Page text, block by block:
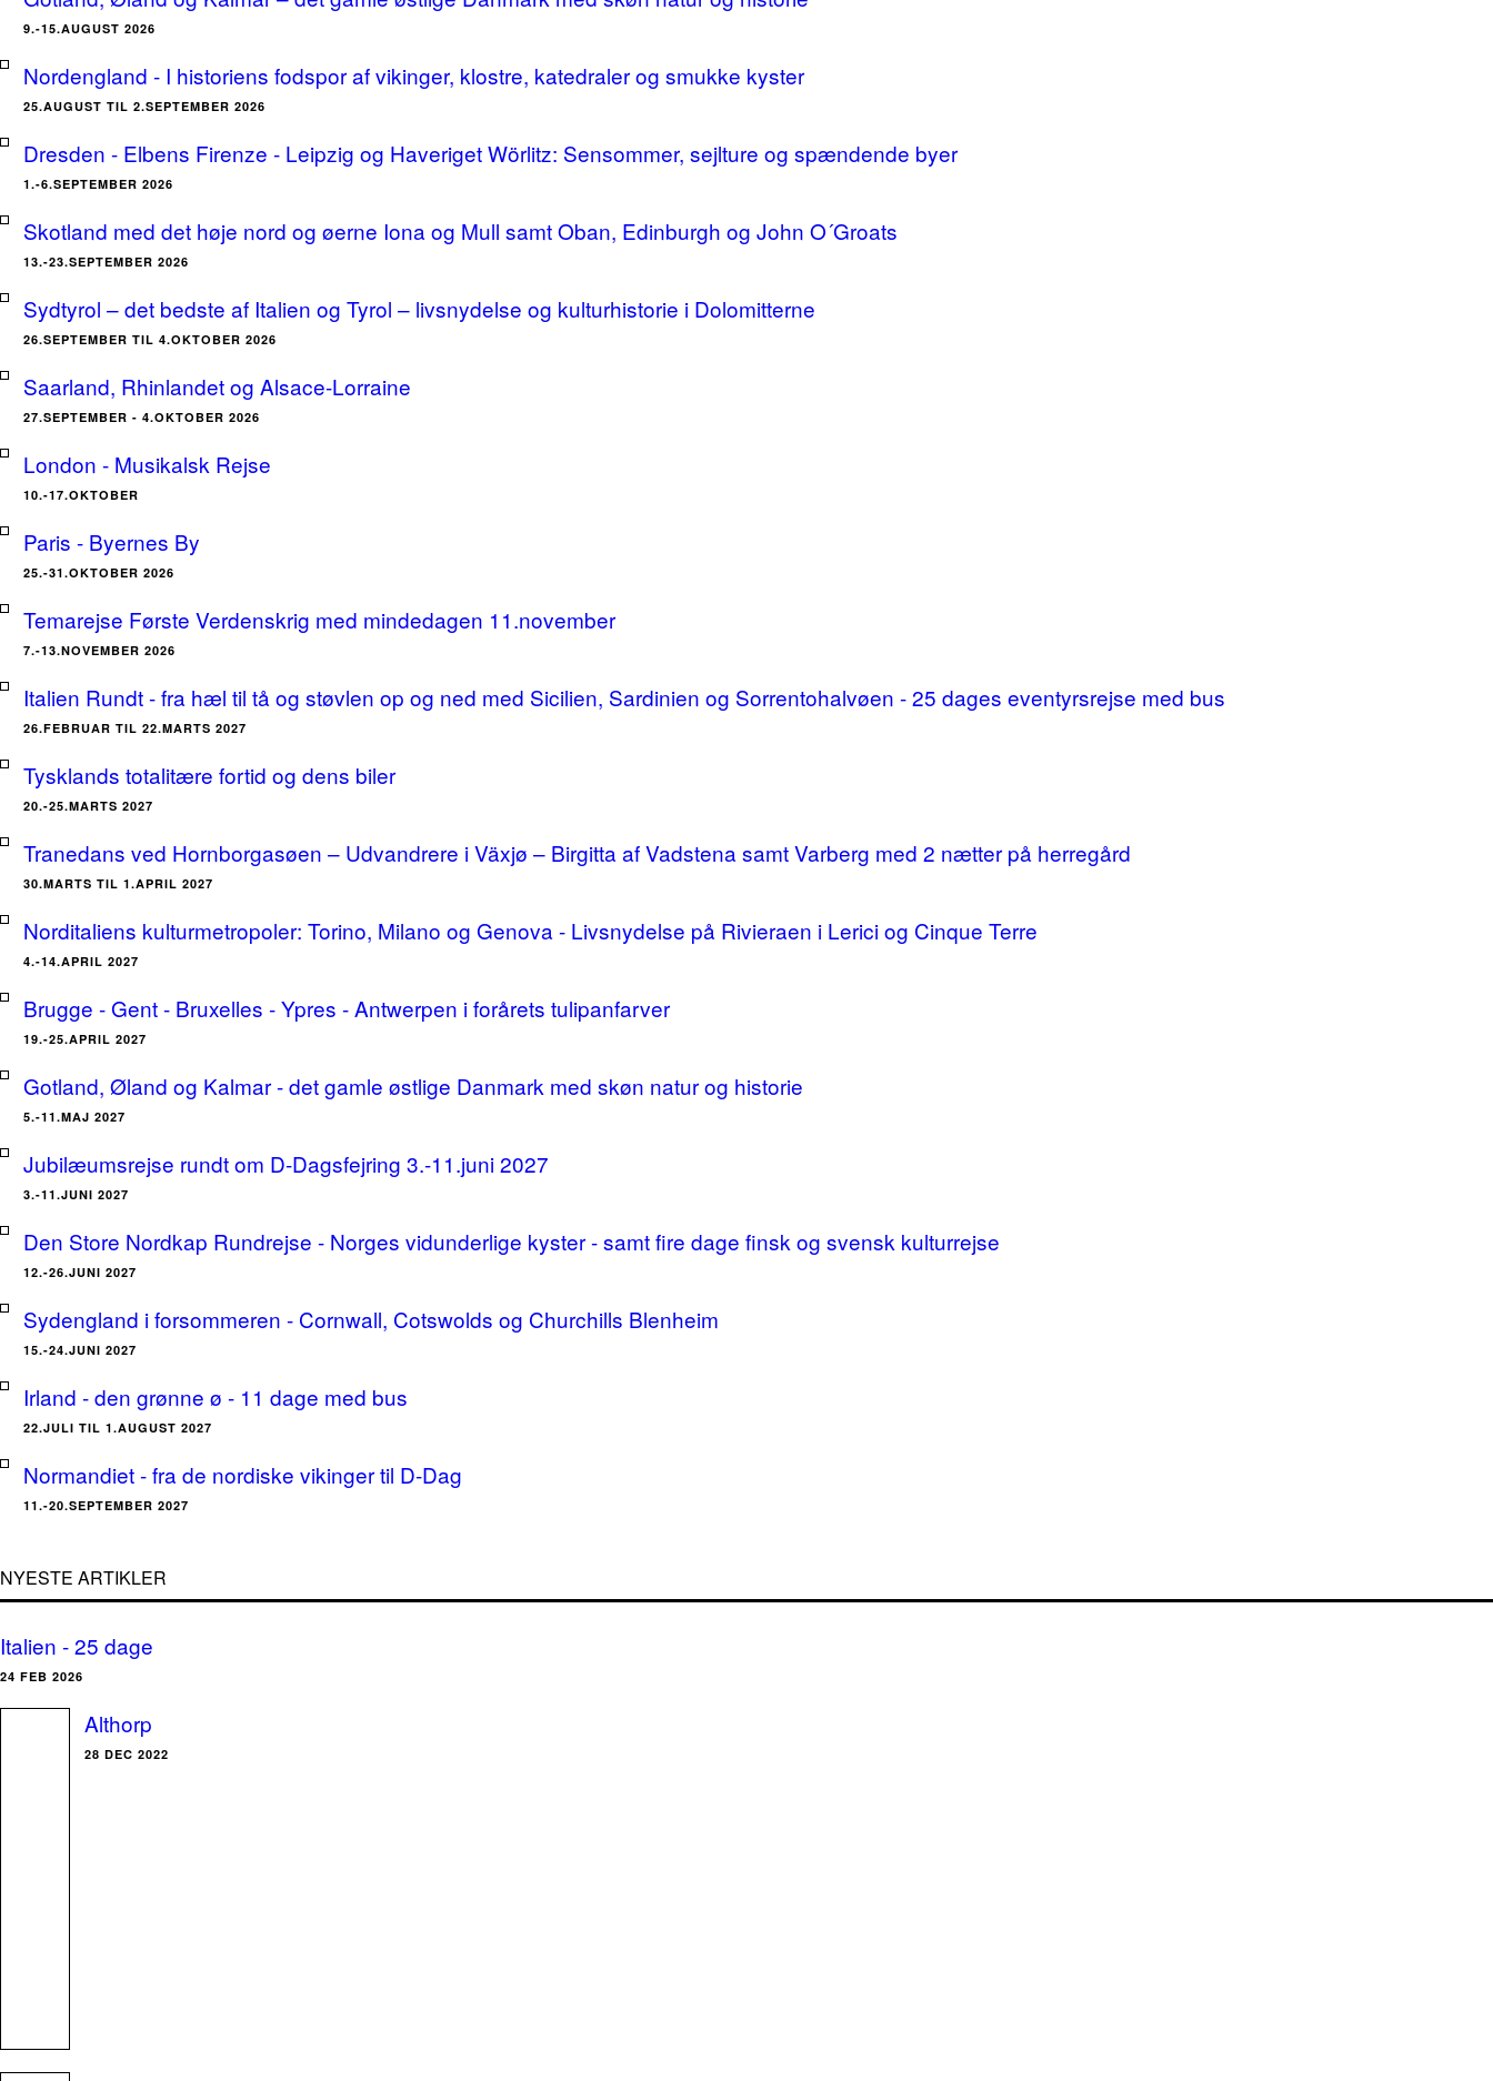
9.-15.AUGUST 2026
Nordengland - I historiens fodspor af vikinger, klostre, katedraler og smukke kyster
25.AUGUST TIL 2.SEPTEMBER 2026
Dresden - Elbens Firenze - Leipzig og Haveriget Wörlitz: Sensommer, sejlture og spændende byer
1.-6.SEPTEMBER 2026
Skotland med det høje nord og øerne Iona og Mull samt Oban, Edinburgh og John O´Groats
13.-23.SEPTEMBER 2026
Sydtyrol – det bedste af Italien og Tyrol – livsnydelse og kulturhistorie i Dolomitterne
26.SEPTEMBER TIL 4.OKTOBER 2026
Saarland, Rhinlandet og Alsace-Lorraine
27.SEPTEMBER - 4.OKTOBER 2026
London - Musikalsk Rejse
10.-17.OKTOBER
Paris - Byernes By
25.-31.OKTOBER 2026
Temarejse Første Verdenskrig med mindedagen 11.november
7.-13.NOVEMBER 2026
Italien Rundt - fra hæl til tå og støvlen op og ned med Sicilien, Sardinien og Sorrentohalvøen - 25 dages eventyrsrejse med bus
26.FEBRUAR TIL 22.MARTS 2027
Tysklands totalitære fortid og dens biler
20.-25.MARTS 2027
Tranedans ved Hornborgasøen – Udvandrere i Växjø – Birgitta af Vadstena samt Varberg med 2 nætter på herregård
30.MARTS TIL 1.APRIL 2027
Norditaliens kulturmetropoler: Torino, Milano og Genova - Livsnydelse på Rivieraen i Lerici og Cinque Terre
4.-14.APRIL 2027
Brugge - Gent - Bruxelles - Ypres - Antwerpen i forårets tulipanfarver
19.-25.APRIL 2027
Gotland, Øland og Kalmar - det gamle østlige Danmark med skøn natur og historie
5.-11.MAJ 2027
Jubilæumsrejse rundt om D-Dagsfejring 3.-11.juni 2027
3.-11.JUNI 2027
Den Store Nordkap Rundrejse - Norges vidunderlige kyster - samt fire dage finsk og svensk kulturrejse
12.-26.JUNI 2027
Sydengland i forsommeren - Cornwall, Cotswolds og Churchills Blenheim
15.-24.JUNI 2027
Irland - den grønne ø - 11 dage med bus
22.JULI TIL 1.AUGUST 2027
Normandiet - fra de nordiske vikinger til D-Dag
11.-20.SEPTEMBER 2027
NYESTE ARTIKLER
Italien - 25 dage
24 FEB 2026
Althorp
28 DEC 2022